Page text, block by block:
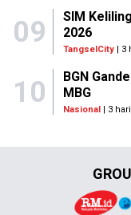
09
SIM
2026
TangselCity| 3
10
BGN
MBG
Nasional| 3